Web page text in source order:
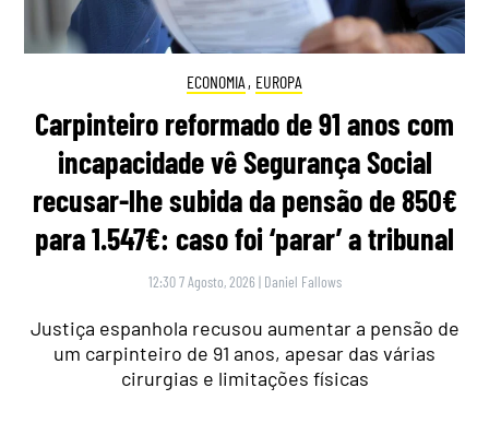
ECONOMIA , EUROPA
Carpinteiro reformado de 91 anos com
incapacidade vê Segurança Social
recusar-lhe subida da pensão de 850€
para 1.547€: caso foi ‘parar’ a tribunal
12:30 7 Agosto, 2026 | Daniel Fallows
Justiça espanhola recusou aumentar a pensão de
um carpinteiro de 91 anos, apesar das várias
cirurgias e limitações físicas